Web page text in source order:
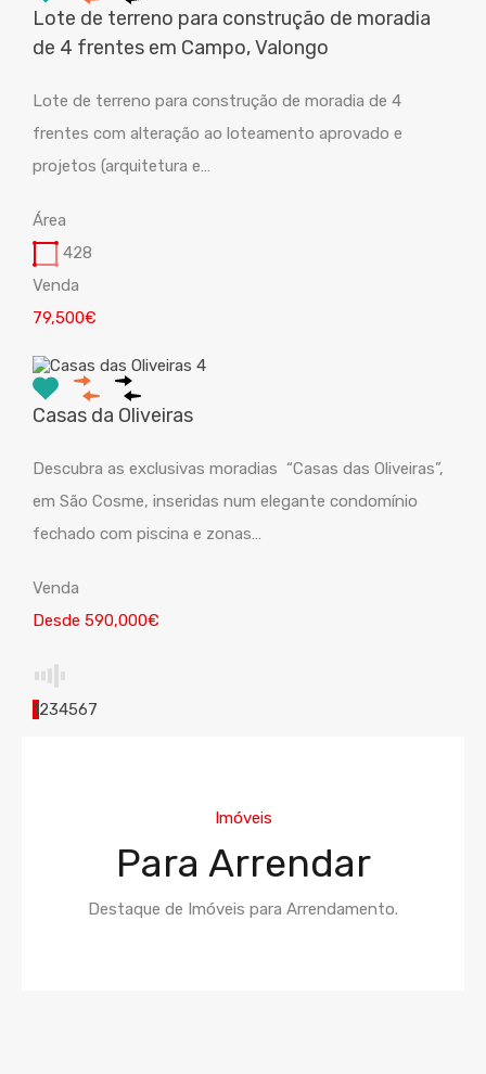
Lote de terreno para construção de moradia
de 4 frentes em Campo, Valongo
Lote de terreno para construção de moradia de 4
frentes com alteração ao loteamento aprovado e
projetos (arquitetura e…
Área
428
Venda
79,500€
Casas da Oliveiras
Descubra as exclusivas moradias “Casas das Oliveiras”,
em São Cosme, inseridas num elegante condomínio
fechado com piscina e zonas…
Venda
Desde 590,000€
1234567
Imóveis
Para Arrendar
Destaque de Imóveis para Arrendamento.